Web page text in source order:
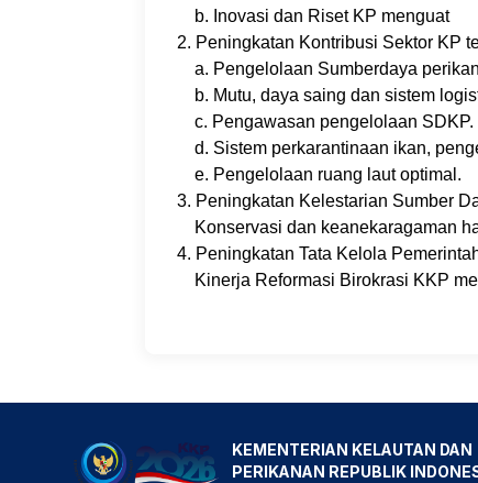
b. Inovasi dan Riset KP menguat
2. Peningkatan Kontribusi Sektor KP
a. Pengelolaan Sumberdaya
b. Mutu, daya saing dan sistem
c. Pengawasan pengelolaan SDKP.
d. Sistem perkarantinaan ikan,
e. Pengelolaan ruang laut optimal.
3. Peningkatan Kelestarian Sumber
Konservasi dan keanekaragaman
4. Peningkatan Tata Kelola
Kinerja Reformasi Birokrasi KKP
KEMENTERIAN KELAUTAN DAN
PERIKANAN REPUBLIK